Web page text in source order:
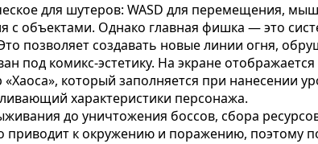
для шутеров: WASD для перемещения,
с объектами. Однако главная фишка — это
позволяет создавать новые линии огня,
под комикс-эстетику. На экране
который заполняется при нанесении
характеристики персонажа.
до уничтожения боссов, сбора
приводит к окружению и поражению, поэтому